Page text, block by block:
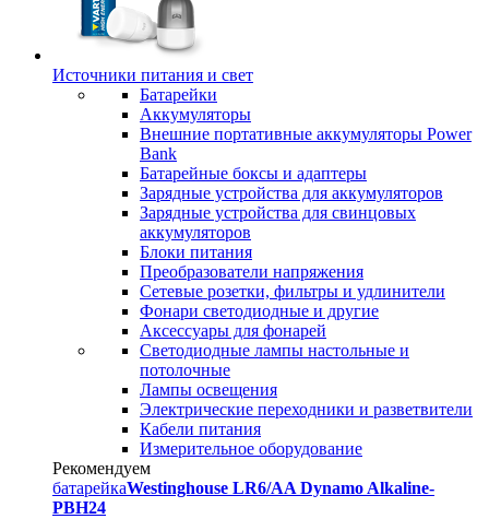
Источники питания и свет
Батарейки
Аккумуляторы
Внешние портативные аккумуляторы Power
Bank
Батарейные боксы и адаптеры
Зарядные устройства для аккумуляторов
Зарядные устройства для свинцовых
аккумуляторов
Блоки питания
Преобразователи напряжения
Сетевые розетки, фильтры и удлинители
Фонари светодиодные и другие
Аксессуары для фонарей
Светодиодные лампы настольные и
потолочные
Лампы освещения
Электрические переходники и разветвители
Кабели питания
Измерительное оборудование
Рекомендуем
батарейкаWestinghouse LR6/AA Dynamo Alkaline-
PBH24